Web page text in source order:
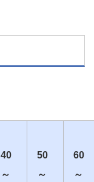
40
～
50
～
60
～